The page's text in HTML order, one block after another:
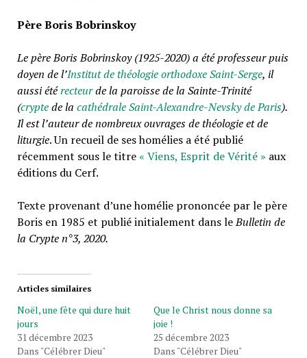
Père Boris Bobrinskoy
Le père Boris Bobrinskoy (1925-2020) a été professeur puis
doyen de l’Institut de théologie orthodoxe Saint-Serge, il
aussi étérecteurde la paroisse de la Sainte-Trinité
(cryptede la cathédrale Saint-Alexandre-Nevsky de Paris).
Il est l’auteur de nombreux ouvrages de théologie et de
liturgie. Un recueil de ses homélies a été publié
récemment sous le titre« Viens, Esprit de Vérité » aux
éditions du Cerf.
Texte provenant d’une homélie prononcée par le père
Boris en 1985 et publié initialement dans leBulletin de
la Crypte n°3, 2020.
Articles similaires
Noël, une fête qui dure huit
jours
31 décembre 2023
Dans "Célébrer Dieu"
Que le Christ nous donne sa
joie !
25 décembre 2023
Dans "Célébrer Dieu"